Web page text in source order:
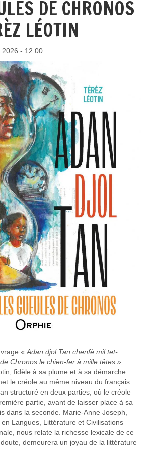
DE CHRONOS
LÉOTIN
2026 - 12:00
« Adan djol Tan chenfè mil tet-
Chronos le chien-fer à mille têtes »,
fidèle à sa plume et à sa démarche
le créole au même niveau du français.
structuré en deux parties, où le créole
partie, avant de laisser place à sa
dans la seconde. Marie-Anne Joseph,
Langues, Littérature et Civilisations
nous relate la richesse lexicale de ce
demeurera un joyau de la littérature